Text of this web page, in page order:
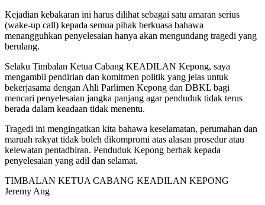
Kejadian kebakaran ini harus dilihat sebagai satu amaran serius
(wake-up call) kepada semua pihak berkuasa bahawa
menangguhkan penyelesaian hanya akan mengundang tragedi yang
berulang.
Selaku Timbalan Ketua Cabang KEADILAN Kepong, saya
mengambil pendirian dan komitmen politik yang jelas untuk
bekerjasama dengan Ahli Parlimen Kepong dan DBKL bagi
mencari penyelesaian jangka panjang agar penduduk tidak terus
berada dalam keadaan tidak menentu.
Tragedi ini mengingatkan kita bahawa keselamatan, perumahan dan
maruah rakyat tidak boleh dikompromi atas alasan prosedur atau
kelewatan pentadbiran. Penduduk Kepong berhak kepada
penyelesaian yang adil dan selamat.
TIMBALAN KETUA CABANG KEADILAN KEPONG
Jeremy Ang